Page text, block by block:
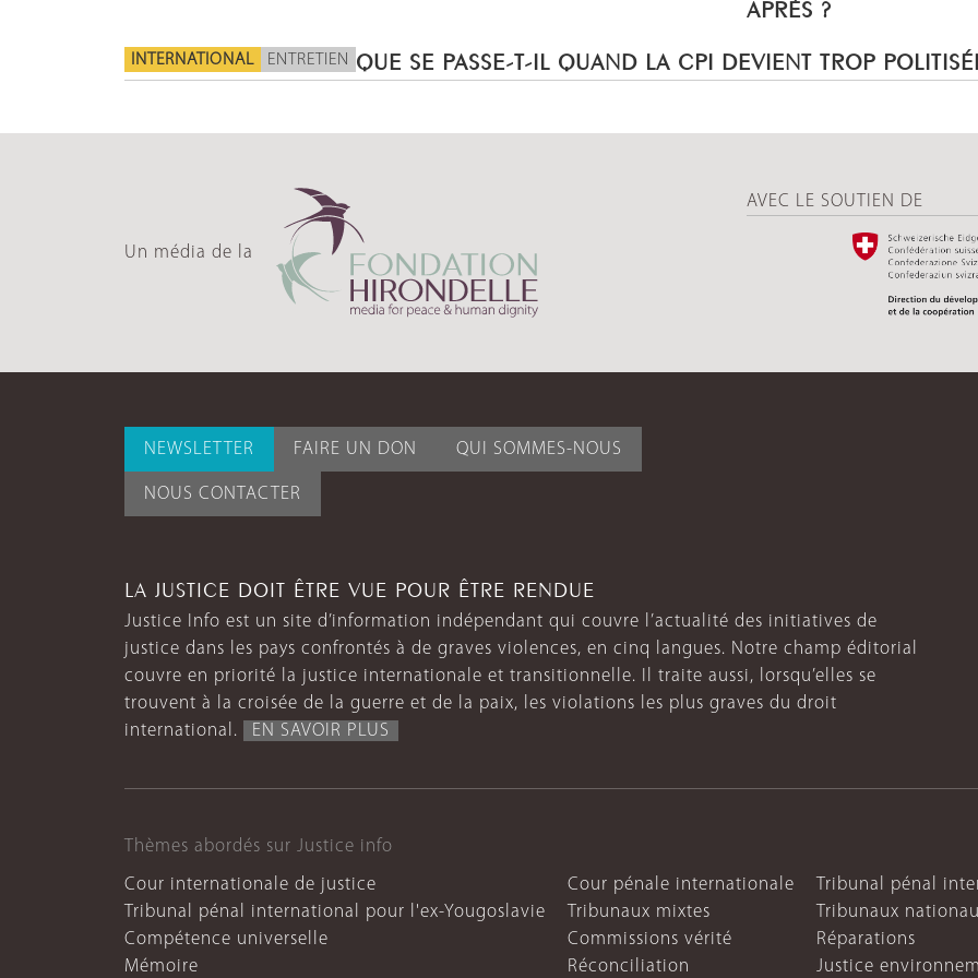
APRÈS ?
INTERNATIONAL ENTRETIEN QUE SE PASSE-T-IL QUAND LA CPI DEVIENT TROP
Un média de la
AVEC LE SOUTIEN DE
NEWSLETTER FAIRE UN DON QUI SOMMES-NOUS
NOUS CONTACTER
LA JUSTICE DOIT ÊTRE VUE POUR ÊTRE RENDUE
Justice Info est un site d’information indépendant qui couvre l’actualité des initiatives de
justice dans les pays confrontés à de graves violences, en cinq langues. Notre champ éditorial
couvre en priorité la justice internationale et transitionnelle. Il traite aussi, lorsqu’elles se
trouvent à la croisée de la guerre et de la paix, les violations les plus graves du droit
international.
EN SAVOIR PLUS
Thèmes abordés sur Justice info
Cour internationale de justice Cour pénale internationale
Tribunal pénal
Tribunal pénal international pour l'ex-Yougoslavie
Tribunaux mixtes
Tribunaux
Compétence universelle
Commissions vérité
Réparations
Mémoire
Réconciliation Justice